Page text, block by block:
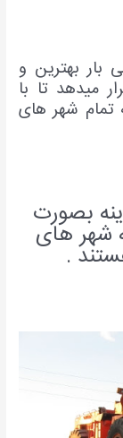
بار بهترین و
میدهد تا با
تمام شهر های
بصورت
شهر های
.